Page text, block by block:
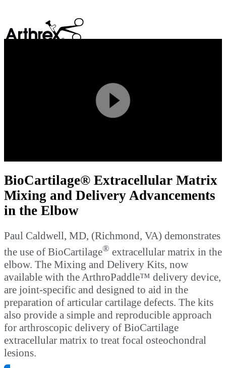
Play
Video
BioCartilage® Extracellular Matrix
Mixing and Delivery Advancements
in the Elbow
Paul Caldwell, MD, (Richmond, VA) demonstrates
the use of BioCartilage® extracellular matrix in the
elbow. The Mixing and Delivery Kits, now
available with the ArthroPaddle™ delivery device,
are joint‐specific and designed to aid in the
preparation of articular cartilage defects. The kits
also provide a simple and reproducible approach
for arthroscopic delivery of BioCartilage
extracellular matrix to treat focal osteochondral
lesions.